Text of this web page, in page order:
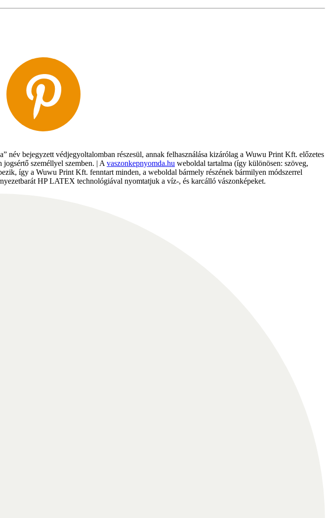
név bejegyzett védjegyoltalomban részesül, annak felhasználása kizárólag a Wuwu Print Kft. előzetes
jogsértő személlyel szemben. | A vaszonkepnyomda.hu weboldal tartalma (így különösen: szöveg,
így a Wuwu Print Kft. fenntart minden, a weboldal bármely részének bármilyen módszerrel
HP LATEX technológiával nyomtatjuk a víz-, és karcálló vászonképeket.